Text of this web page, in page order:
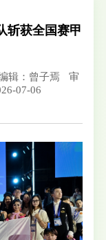
斩获全国赛甲
辑：曾子焉
审
07-06